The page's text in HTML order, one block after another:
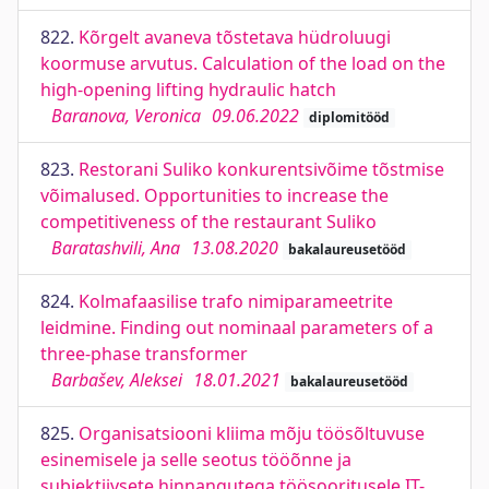
822. Kõrgelt avaneva tõstetava hüdroluugi
koormuse arvutus. Calculation of the load on the
high-opening lifting hydraulic hatch
Baranova, Veronica 09.06.2022 diplomitööd
823. Restorani Suliko konkurentsivõime tõstmise
võimalused. Opportunities to increase the
competitiveness of the restaurant Suliko
Baratashvili, Ana 13.08.2020 bakalaureusetööd
824. Kolmafaasilise trafo nimiparameetrite
leidmine. Finding out nominaal parameters of a
three-phase transformer
Barbašev, Aleksei 18.01.2021 bakalaureusetööd
825. Organisatsiooni kliima mõju töösõltuvuse
esinemisele ja selle seotus tööõnne ja